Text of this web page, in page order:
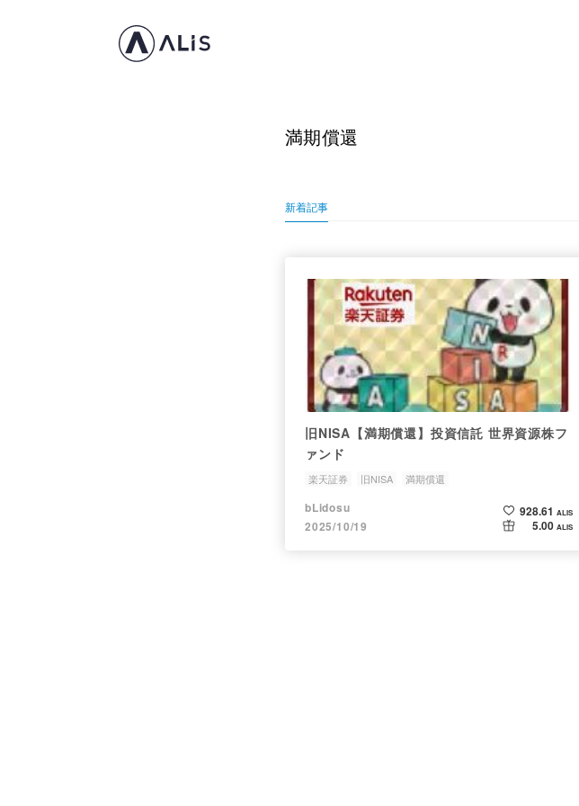
満期償還
新着記事
旧NISA【満期償還】投資信託 世界資源株フ
ァンド
楽天証券 旧NISA 満期償還
bLidosu
2025/10/19
928.61 ALIS
5.00 ALIS